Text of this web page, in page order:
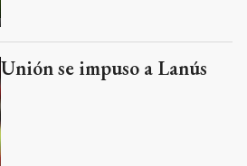
Unión se impuso a Lanús